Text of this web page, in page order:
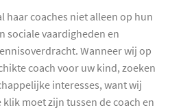
haar coaches niet alleen op hun
sociale vaardigheden en
Wanneer wij op
coach voor uw kind, zoeken
interesses, want wij
moet zijn tussen de coach en